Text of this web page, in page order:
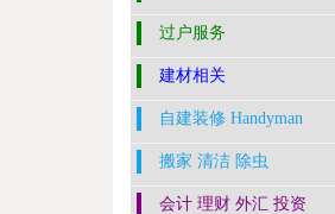
过户服务
建材相关
自建装修 Handyman
搬家 清洁 除虫
会计 理财 外汇 投资